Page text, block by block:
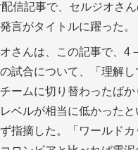
信記事で、セルジオさ
言がタイトルに躍った。
さんは、この記事で、4
試合について、「理解
ームに切り替わったば
ベルが相当に低かったと
指摘した。「ワールド